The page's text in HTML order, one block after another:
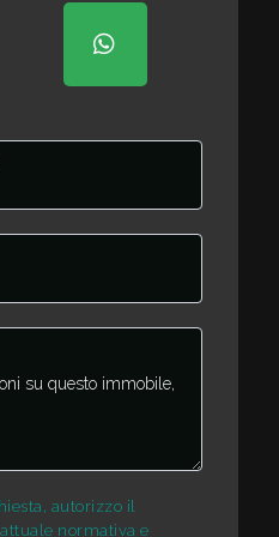
autorizzo il
normativa e